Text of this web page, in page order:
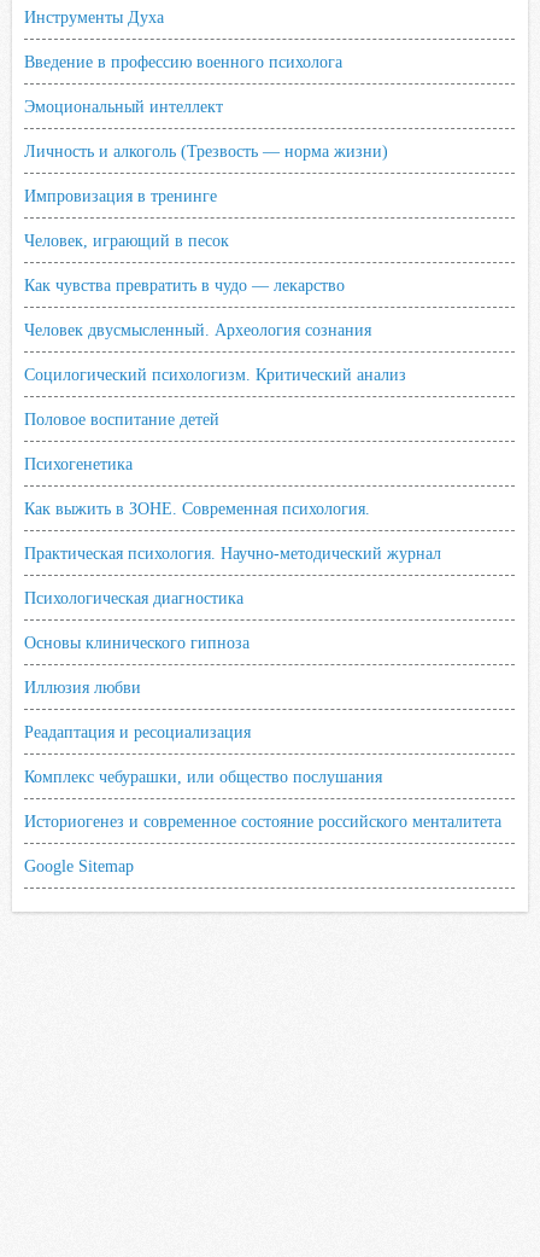
Инструменты Духа
Введение в профессию военного психолога
Эмоциональный интеллект
Личность и алкоголь (Трезвость — норма жизни)
Импровизация в тренинге
Человек, играющий в песок
Как чувства превратить в чудо — лекарство
Человек двусмысленный. Археология сознания
Социлогический психологизм. Критический анализ
Половое воспитание детей
Психогенетика
Как выжить в ЗОНЕ. Современная психология.
Практическая психология. Научно-методический журнал
Психологическая диагностика
Основы клинического гипноза
Иллюзия любви
Реадаптация и ресоциализация
Комплекс чебурашки, или общество послушания
Историогенез и современное состояние российского менталитета
Google Sitemap